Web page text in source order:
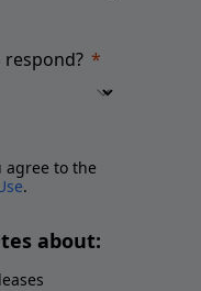
agree to the
.
about: